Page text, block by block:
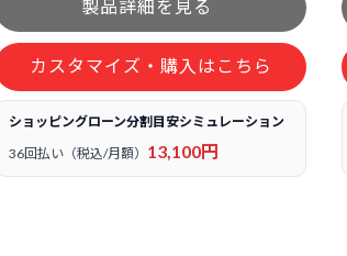
カスタマイズ・購入はこちら
ショッピングローン分割目安シミュレーション
36回払い（税込/月額） 13,100円